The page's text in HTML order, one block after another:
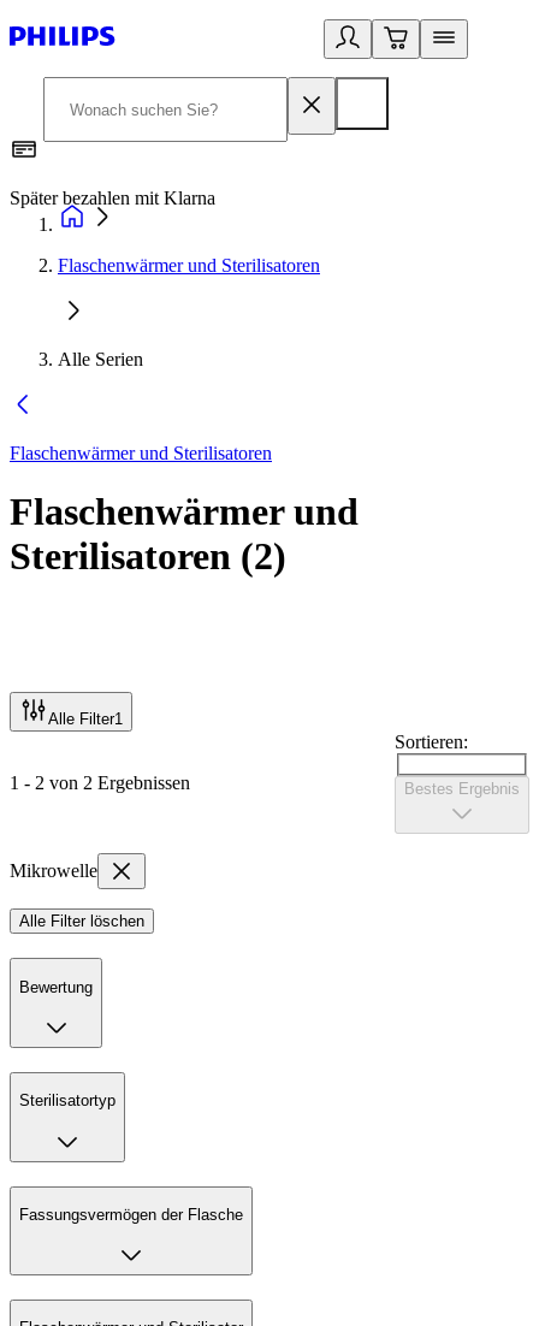
Später bezahlen mit Klarna
Flaschenwärmer und Sterilisatoren
Alle Serien
Flaschenwärmer und Sterilisatoren
Flaschenwärmer und
Sterilisatoren (2)
Alle Filter1
1 - 2 von 2 Ergebnissen
Sortieren:
Bestes Ergebnis
Mikrowelle
Alle Filter löschen
Bewertung
Sterilisatortyp
Fassungsvermögen der Flasche